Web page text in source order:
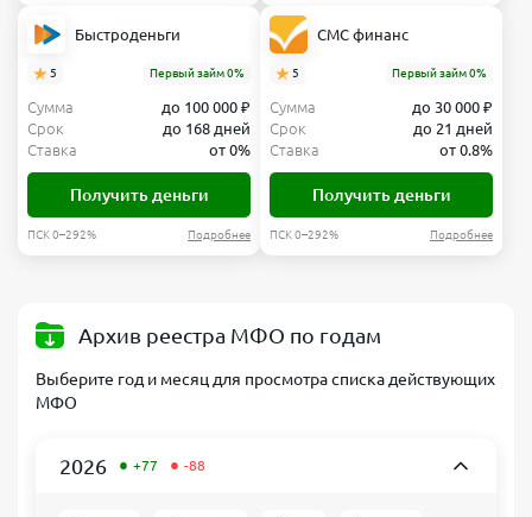
Быстроденьги
5 Первый займ 0%
Сумма
до 100 000 ₽
Срок
до 168 дней
Ставка
от 0%
Получить деньги
ПСК 0–292% Подробнее
СМС финанс
5 Первый займ 0%
Сумма
до 30 000 ₽
Срок
до 21 дней
Ставка
от 0.8%
Получить деньги
ПСК 0–292% Подробнее
Архив реестра МФО по годам
Выберите год и месяц для просмотра списка действующих
МФО
2026 • +77 • -88